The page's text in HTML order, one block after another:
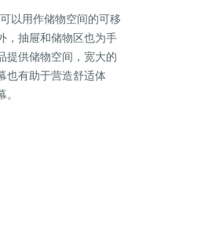
以用作储物空间的可移
，抽屉和储物区也为手
提供储物空间，宽大的
也有助于营造舒适体
。